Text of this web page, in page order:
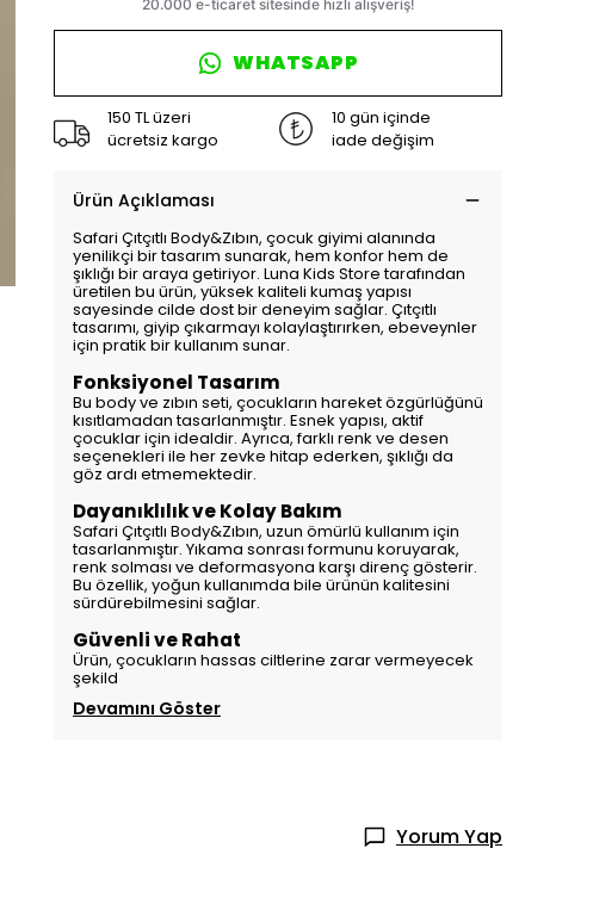
WHATSAPP
150 TL üzeri
ücretsiz kargo
10 gün içinde
iade değişim
Ürün Açıklaması
Safari Çıtçıtlı Body&Zıbın, çocuk giyimi alanında
yenilikçi bir tasarım sunarak, hem konfor hem de
şıklığı bir araya getiriyor. Luna Kids Store tarafından
üretilen bu ürün, yüksek kaliteli kumaş yapısı
sayesinde cilde dost bir deneyim sağlar. Çıtçıtlı
tasarımı, giyip çıkarmayı kolaylaştırırken, ebeveynler
için pratik bir kullanım sunar.
Fonksiyonel Tasarım
Bu body ve zıbın seti, çocukların hareket özgürlüğünü
kısıtlamadan tasarlanmıştır. Esnek yapısı, aktif
çocuklar için idealdir. Ayrıca, farklı renk ve desen
seçenekleri ile her zevke hitap ederken, şıklığı da
göz ardı etmemektedir.
Dayanıklılık ve Kolay Bakım
Safari Çıtçıtlı Body&Zıbın, uzun ömürlü kullanım için
tasarlanmıştır. Yıkama sonrası formunu koruyarak,
renk solması ve deformasyona karşı direnç gösterir.
Bu özellik, yoğun kullanımda bile ürünün kalitesini
sürdürebilmesini sağlar.
Güvenli ve Rahat
Ürün, çocukların hassas ciltlerine zarar vermeyecek
şekild
Devamını Göster
Yorum Yap